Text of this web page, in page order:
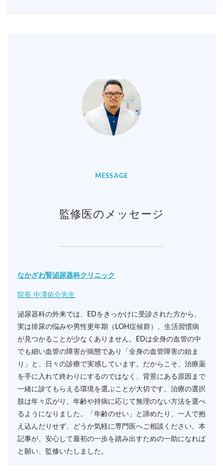
MESSAGE
監修医のメッセージ
なかざわ腎泌尿器科クリニック
院長 中澤佑介先生
泌尿器科の外来では、EDをきっかけに受診された方から、
実は排尿の悩みや男性更年期（LOH症候群）、生活習慣病
が見つかることが少なくありません。EDは全身の血管の中
でも細い血管の障害が病態であり「全身の血管障害の始ま
り」と、日々の診療で実感しています。だからこそ、治療薬
を手に入れて終わりにするのではなく、背景にある原因まで
一緒に診てもらえる環境を選ぶことが大切です。治療の選択
肢は年々広がり、年齢や持病に応じて無理のない方法を選べ
るようになりました。「年齢のせい」と諦めたり、一人で抱
え込んだりせず、どうか気軽に専門医へご相談ください。本
記事が、安心して最初の一歩を踏み出すための一助になれば
と願い、監修いたしました。